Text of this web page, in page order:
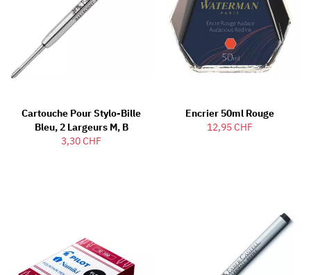
Cartouche Pour Stylo-Bille
Bleu, 2 Largeurs M, B
3,30 CHF
Encrier 50ml Rouge
12,95 CHF